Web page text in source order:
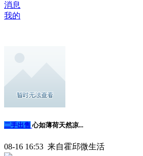
消息
我的
二手出售 心如薄荷天然凉...
08-16 16:53 来自霍邱微生活